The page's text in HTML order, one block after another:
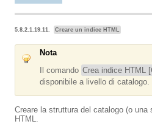
5.8.2.1.19.11. Creare un indice HTML
Nota
Il comando Crea indice HTML
disponibile a livello di catalogo.
Creare la struttura del catalogo (o
HTML.